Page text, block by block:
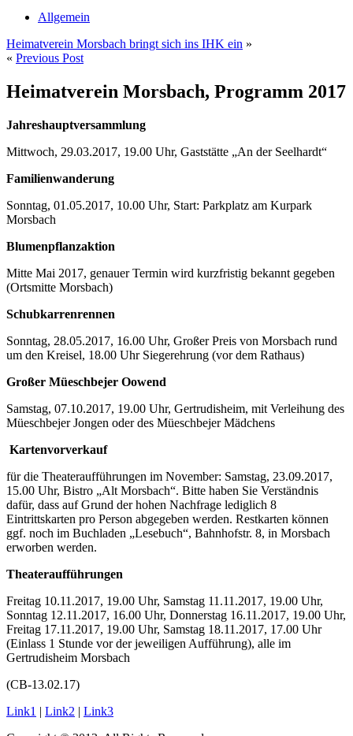
Allgemein
Heimatverein Morsbach bringt sich ins IHK ein »
« Previous Post
Heimatverein Morsbach, Programm 2017
Jahreshauptversammlung
Mittwoch, 29.03.2017, 19.00 Uhr, Gaststätte „An der Seelhardt“
Familienwanderung
Sonntag, 01.05.2017, 10.00 Uhr, Start: Parkplatz am Kurpark
Morsbach
Blumenpflanzaktion
Mitte Mai 2017, genauer Termin wird kurzfristig bekannt gegeben
(Ortsmitte Morsbach)
Schubkarrenrennen
Sonntag, 28.05.2017, 16.00 Uhr, Großer Preis von Morsbach rund
um den Kreisel, 18.00 Uhr Siegerehrung (vor dem Rathaus)
Großer Müeschbejer Oowend
Samstag, 07.10.2017, 19.00 Uhr, Gertrudisheim, mit Verleihung des
Müeschbejer Jongen oder des Müeschbejer Mädchens
Kartenvorverkauf
für die Theateraufführungen im November: Samstag, 23.09.2017,
15.00 Uhr, Bistro „Alt Morsbach“. Bitte haben Sie Verständnis
dafür, dass auf Grund der hohen Nachfrage lediglich 8
Eintrittskarten pro Person abgegeben werden. Restkarten können
ggf. noch im Buchladen „Lesebuch“, Bahnhofstr. 8, in Morsbach
erworben werden.
Theateraufführungen
Freitag 10.11.2017, 19.00 Uhr, Samstag 11.11.2017, 19.00 Uhr,
Sonntag 12.11.2017, 16.00 Uhr, Donnerstag 16.11.2017, 19.00 Uhr,
Freitag 17.11.2017, 19.00 Uhr, Samstag 18.11.2017, 17.00 Uhr
(Einlass 1 Stunde vor der jeweiligen Aufführung), alle im
Gertrudisheim Morsbach
(CB-13.02.17)
Link1 | Link2 | Link3